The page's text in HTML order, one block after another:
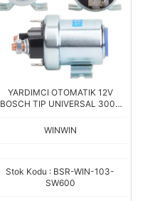
YARDIMCI OTOMATIK 12V
BOSCH TIP UNIVERSAL 300A
WINWIN
Stok Kodu : BSR-WIN-103-
SW600